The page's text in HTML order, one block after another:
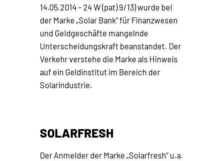
14.05.2014 – 24 W (pat) 9/13) wurde bei
der Marke „Solar Bank“ für Finanzwesen
und Geldgeschäfte mangelnde
Unterscheidungskraft beanstandet. Der
Verkehr verstehe die Marke als Hinweis
auf ein Geldinstitut im Bereich der
Solarindustrie.
SOLARFRESH
Der Anmelder der Marke „Solarfresh“ u.a.